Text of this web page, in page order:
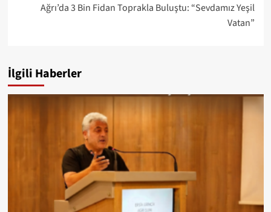
Ağrı’da 3 Bin Fidan Toprakla Buluştu: “Sevdamız Yeşil
Vatan”
İlgili Haberler